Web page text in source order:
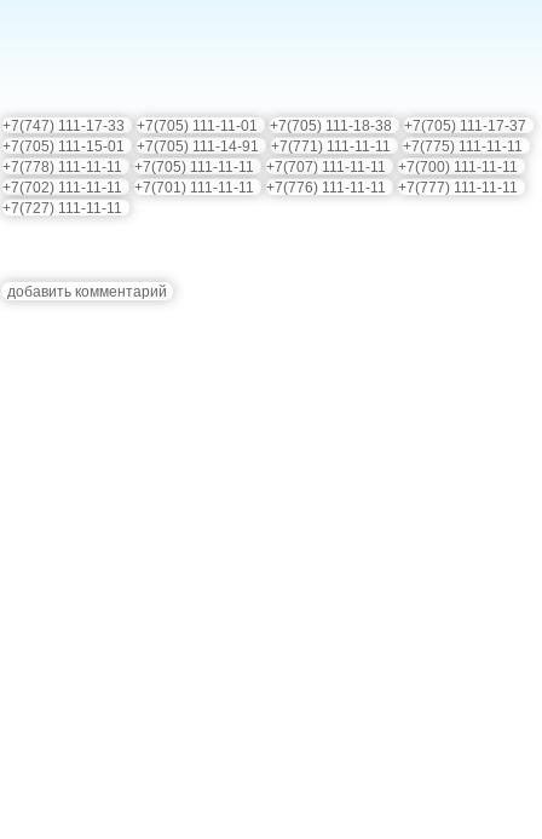
+7(747) 111-17-33 +7(705) 111-11-01 +7(705) 111-18-38
+7(705) 111-17-37
+7(705) 111-15-01
+7(705) 111-14-91 +7(771) 111-11-11
+7(775) 111-11-11
+7(778) 111-11-11
+7(705) 111-11-11 +7(707) 111-11-11
+7(700) 111-11-11
+7(702) 111-11-11
+7(701) 111-11-11 +7(776) 111-11-11
+7(777) 111-11-11
+7(727) 111-11-11
добавить комментарий